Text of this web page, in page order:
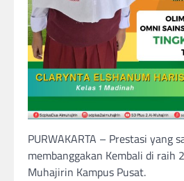
PURWAKARTA – Prestasi yang
membanggakan Kembali di raih
Muhajirin Kampus Pusat.